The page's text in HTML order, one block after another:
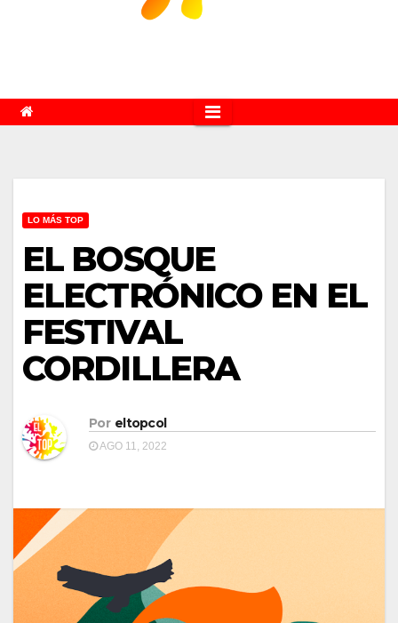
LO MÁS TOP
EL BOSQUE
ELECTRÓNICO EN EL
FESTIVAL
CORDILLERA
Por eltopcol
AGO 11, 2022